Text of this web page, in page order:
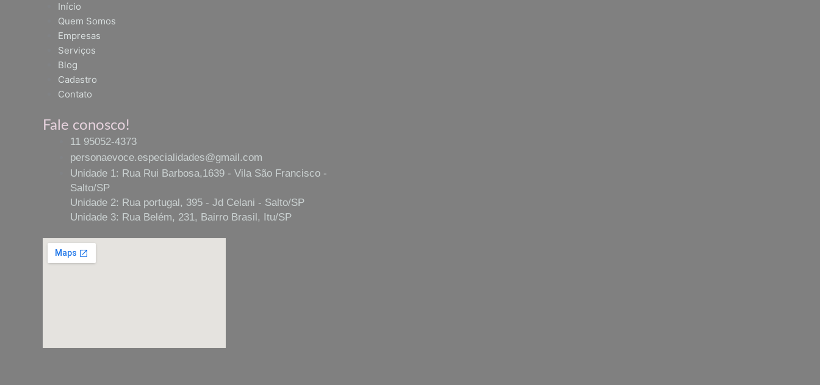
Início
Quem Somos
Empresas
Serviços
Blog
Cadastro
Contato
Fale conosco!
11 95052-4373
personaevoce.especialidades@gmail.com
Unidade 1: Rua Rui Barbosa,1639 - Vila São Francisco -
Salto/SP
Unidade 2: Rua portugal, 395 - Jd Celani - Salto/SP
Unidade 3: Rua Belém, 231, Bairro Brasil, Itu/SP